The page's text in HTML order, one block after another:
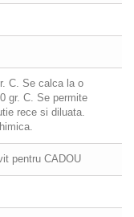
C. Se calca la o
gr. C. Se permite
rece si diluata.
pentru CADOU